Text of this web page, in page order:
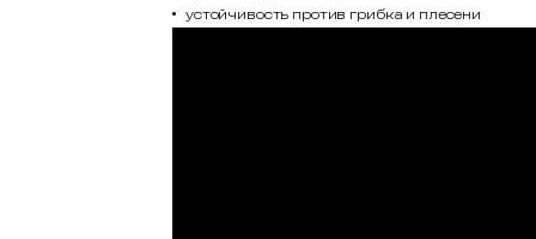
устойчивость против грибка и плесени